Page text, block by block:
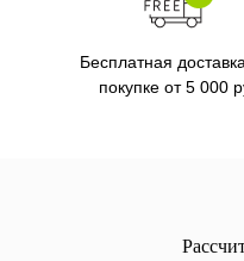
Бесплатная
покупке от 5 000